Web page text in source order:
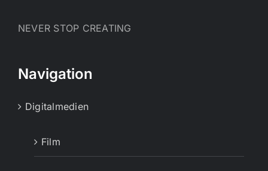
NEVER STOP CREATING
Navigation
Digitalmedien
Film